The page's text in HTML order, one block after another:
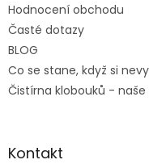
Hodnocení obchodu
Časté dotazy
BLOG
Co se stane, když si
Čistírna klobouků -
Kontakt